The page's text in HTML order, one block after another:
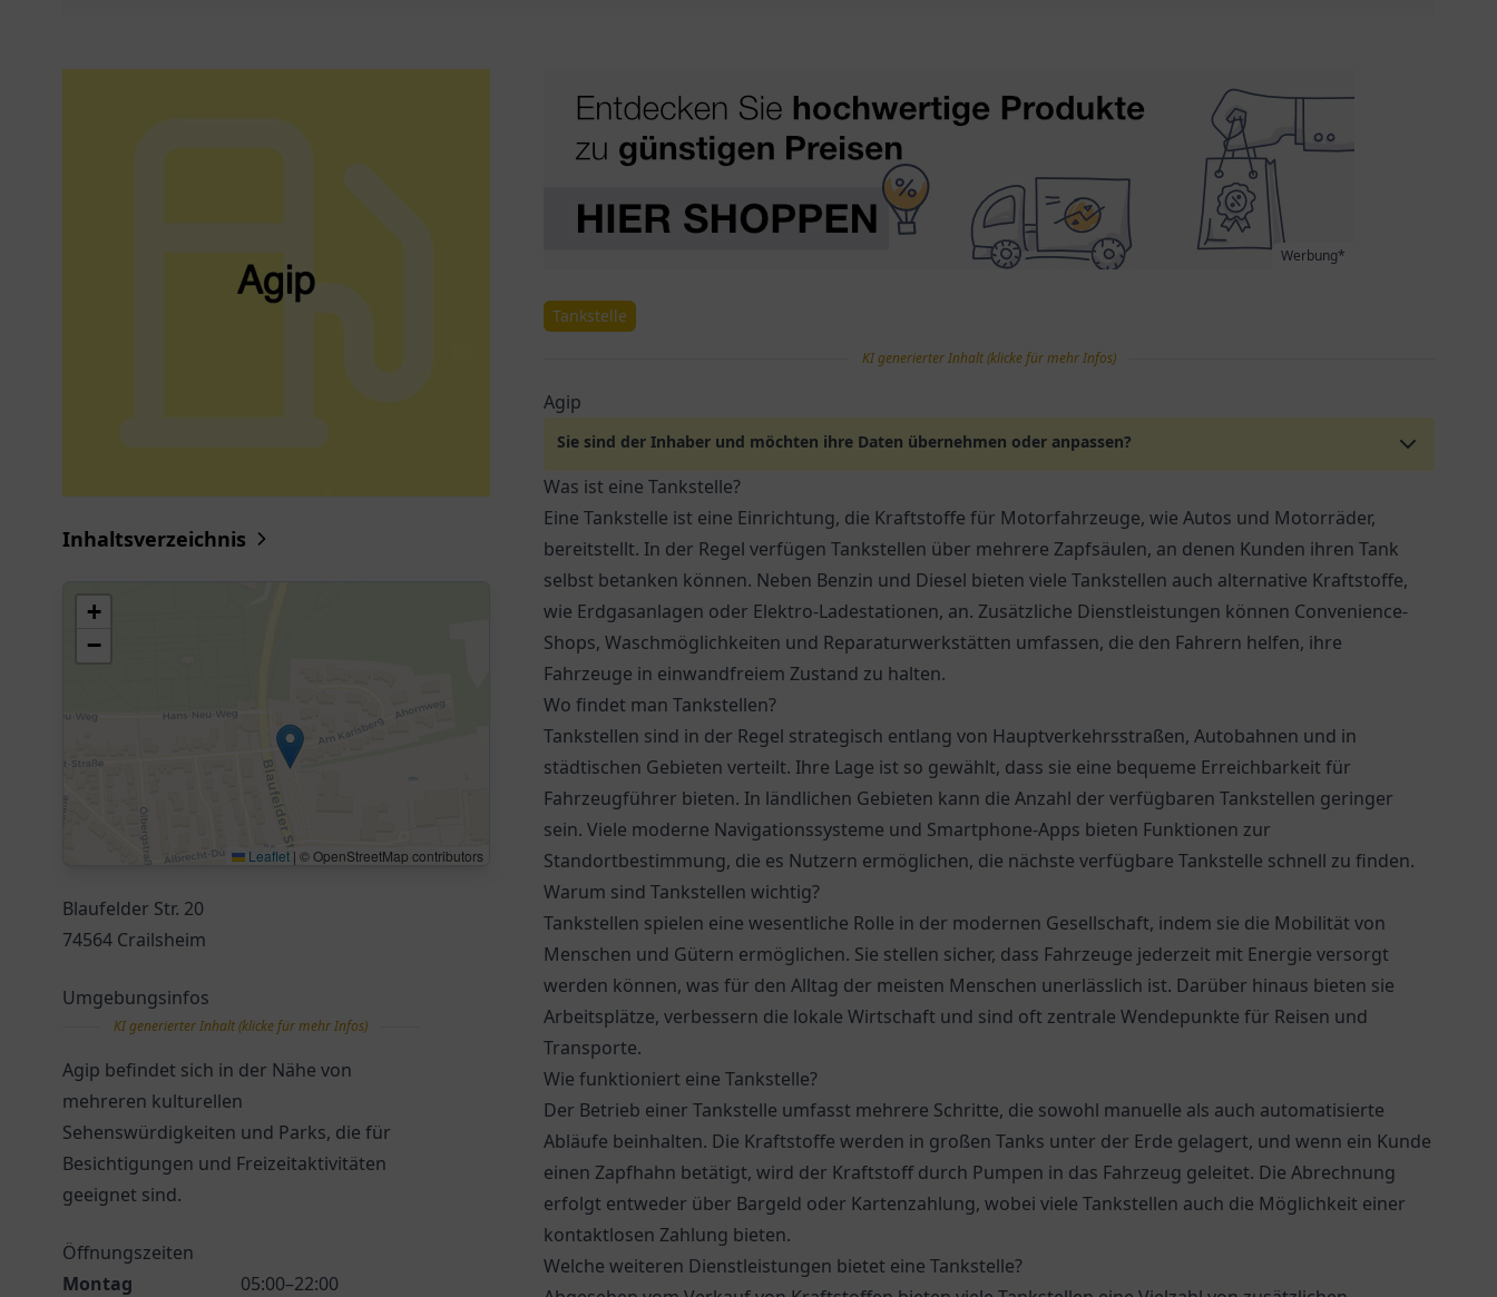
Inhaltsverzeichnis
+
−
Leaflet | © OpenStreetMap contributors
Blaufelder Str. 20
74564 Crailsheim
Umgebungsinfos
KI generierter Inhalt (klicke für mehr Infos)
Agip befindet sich in der Nähe von
mehreren kulturellen
Sehenswürdigkeiten und Parks, die für
Besichtigungen und Freizeitaktivitäten
geeignet sind.
Öffnungszeiten
Montag
05:00–22:00
Werbung*
Tankstelle
KI generierter Inhalt (klicke für mehr Infos)
Agip
Sie sind der Inhaber und möchten ihre Daten übernehmen oder anpassen?
Was ist eine Tankstelle?
Eine Tankstelle ist eine Einrichtung, die Kraftstoffe für Motorfahrzeuge, wie Autos und Motorräder,
bereitstellt. In der Regel verfügen Tankstellen über mehrere Zapfsäulen, an denen Kunden ihren Tank
selbst betanken können. Neben Benzin und Diesel bieten viele Tankstellen auch alternative Kraftstoffe,
wie Erdgasanlagen oder Elektro-Ladestationen, an. Zusätzliche Dienstleistungen können Convenience-
Shops, Waschmöglichkeiten und Reparaturwerkstätten umfassen, die den Fahrern helfen, ihre
Fahrzeuge in einwandfreiem Zustand zu halten.
Wo findet man Tankstellen?
Tankstellen sind in der Regel strategisch entlang von Hauptverkehrsstraßen, Autobahnen und in
städtischen Gebieten verteilt. Ihre Lage ist so gewählt, dass sie eine bequeme Erreichbarkeit für
Fahrzeugführer bieten. In ländlichen Gebieten kann die Anzahl der verfügbaren Tankstellen geringer
sein. Viele moderne Navigationssysteme und Smartphone-Apps bieten Funktionen zur
Standortbestimmung, die es Nutzern ermöglichen, die nächste verfügbare Tankstelle schnell zu finden.
Warum sind Tankstellen wichtig?
Tankstellen spielen eine wesentliche Rolle in der modernen Gesellschaft, indem sie die Mobilität von
Menschen und Gütern ermöglichen. Sie stellen sicher, dass Fahrzeuge jederzeit mit Energie versorgt
werden können, was für den Alltag der meisten Menschen unerlässlich ist. Darüber hinaus bieten sie
Arbeitsplätze, verbessern die lokale Wirtschaft und sind oft zentrale Wendepunkte für Reisen und
Transporte.
Wie funktioniert eine Tankstelle?
Der Betrieb einer Tankstelle umfasst mehrere Schritte, die sowohl manuelle als auch automatisierte
Abläufe beinhalten. Die Kraftstoffe werden in großen Tanks unter der Erde gelagert, und wenn ein Kunde
einen Zapfhahn betätigt, wird der Kraftstoff durch Pumpen in das Fahrzeug geleitet. Die Abrechnung
erfolgt entweder über Bargeld oder Kartenzahlung, wobei viele Tankstellen auch die Möglichkeit einer
kontaktlosen Zahlung bieten.
Welche weiteren Dienstleistungen bietet eine Tankstelle?